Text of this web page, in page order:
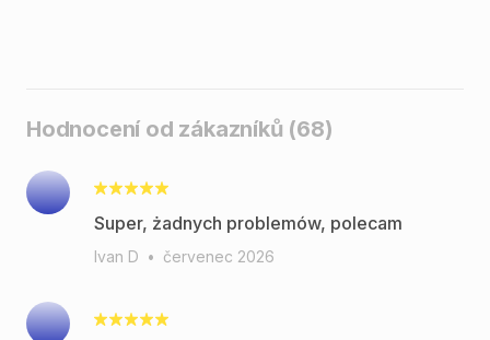
Hodnocení od zákazníků (68)
Super, żadnych problemów, polecam
Ivan D • červenec 2026